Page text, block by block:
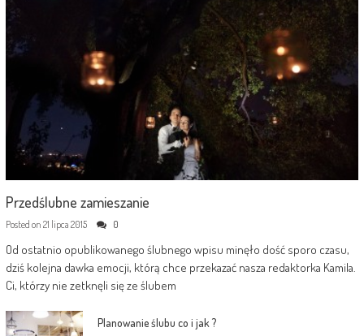
Przedślubne zamieszanie
Posted on 21 lipca 2015 0
Od ostatnio opublikowanego ślubnego wpisu minęło dość sporo czasu,
dziś kolejna dawka emocji, którą chce przekazać nasza redaktorka Kamila.
Ci, którzy nie zetknęli się ze ślubem
Planowanie ślubu co i jak ?